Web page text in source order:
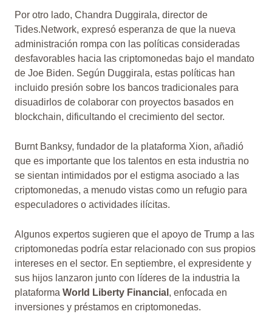
Por otro lado, Chandra Duggirala, director de
Tides.Network, expresó esperanza de que la nueva
administración rompa con las políticas consideradas
desfavorables hacia las criptomonedas bajo el mandato
de Joe Biden. Según Duggirala, estas políticas han
incluido presión sobre los bancos tradicionales para
disuadirlos de colaborar con proyectos basados en
blockchain, dificultando el crecimiento del sector.
Burnt Banksy, fundador de la plataforma Xion, añadió
que es importante que los talentos en esta industria no
se sientan intimidados por el estigma asociado a las
criptomonedas, a menudo vistas como un refugio para
especuladores o actividades ilícitas.
Algunos expertos sugieren que el apoyo de Trump a las
criptomonedas podría estar relacionado con sus propios
intereses en el sector. En septiembre, el expresidente y
sus hijos lanzaron junto con líderes de la industria la
plataforma World Liberty Financial , enfocada en
inversiones y préstamos en criptomonedas.